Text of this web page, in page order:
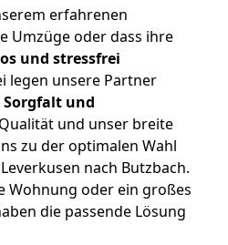
erfahrenen
Umzüge oder dass ihre
und stressfrei
legen unsere Partner
Sorgfalt und
und unser breite
zu der optimalen Wahl
nach Butzbach.
Wohnung oder ein großes
die passende Lösung